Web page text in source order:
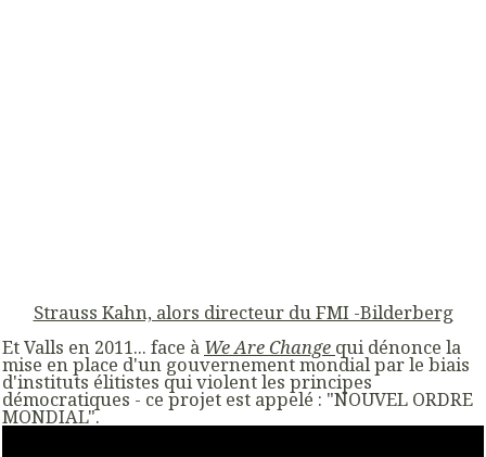
Strauss Kahn, alors directeur du FMI -Bilderberg
Et Valls en 2011... face à We Are Change qui dénonce la
mise en place d'un gouvernement mondial par le biais
d'instituts élitistes qui violent les principes
démocratiques - ce projet est appelé : "NOUVEL ORDRE
MONDIAL".